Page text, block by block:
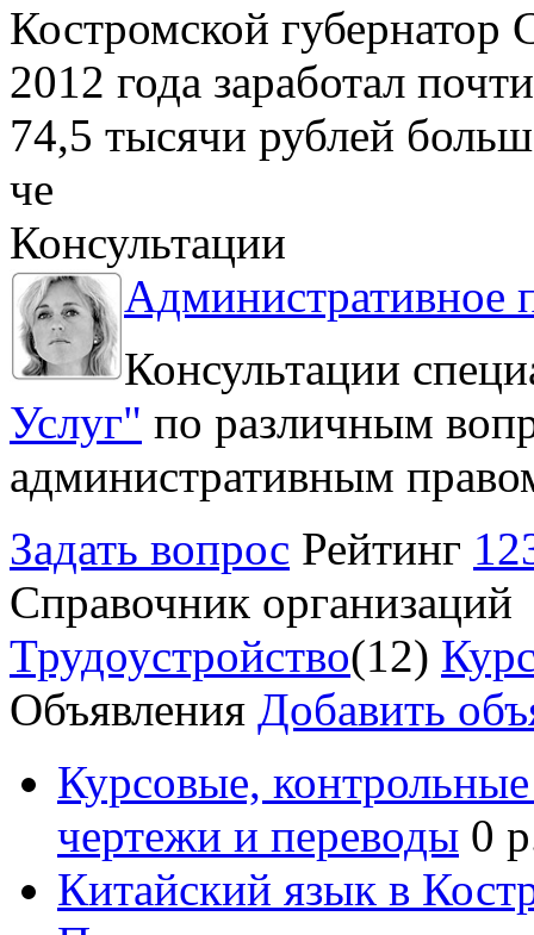
Костромской губернатор
2012 года заработал
74,5 тысячи рублей
че
Консультации
Административное
Консультации
Услуг" по различным
административным
Задать вопрос Рейтинг
Справочник организаций
Трудоустройство(12)
Объявления Добавить
Курсовые,
чертежи и переводы 0
Китайский язык в